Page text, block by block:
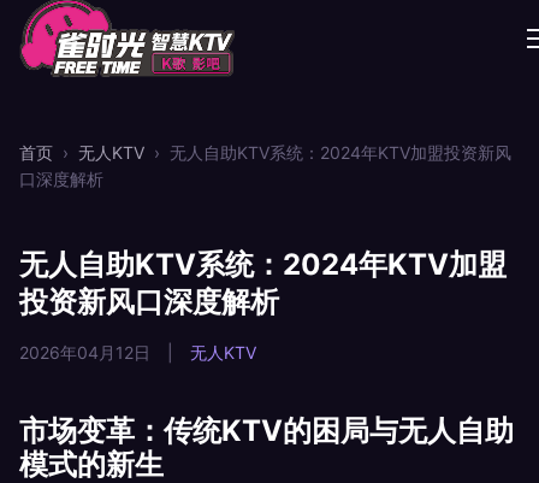
首页 › 无人KTV › 无人自助KTV系统：2024年KTV加盟投资新风
口深度解析
无人自助KTV系统：2024年KTV加盟
投资新风口深度解析
2026年04月12日 无人KTV
市场变革：传统KTV的困局与无人自助
模式的新生